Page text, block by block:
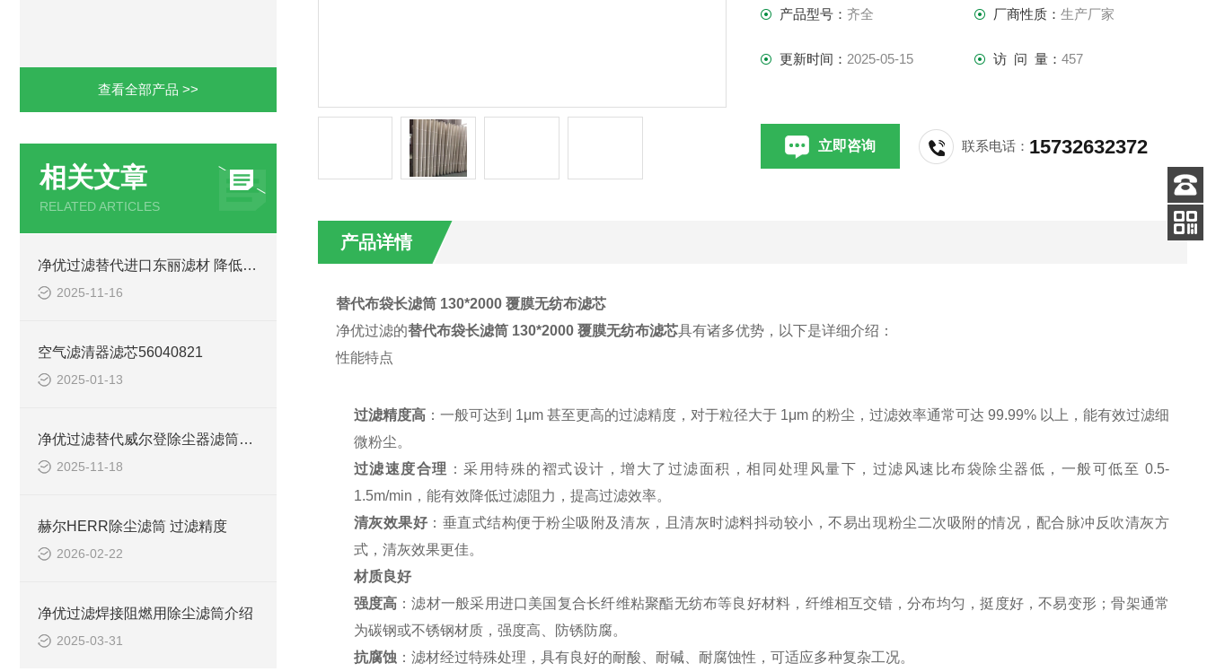
查看全部产品 >>
相关文章
RELATED ARTICLES
净优过滤替代进口东丽滤材 降低环保成本
2025-11-16
空气滤清器滤芯56040821
2025-01-13
净优过滤替代威尔登除尘器滤筒优势
2025-11-18
赫尔HERR除尘滤筒 过滤精度
2026-02-22
净优过滤焊接阻燃用除尘滤筒介绍
2025-03-31
产品型号： 齐全 厂商性质： 生产厂家
更新时间： 2025-05-15 访 问 量： 457
立即咨询 联系电话： 15732632372
产品详情
替代布袋长滤筒 130*2000 覆膜无纺布滤芯
净优过滤的替代布袋长滤筒 130*2000 覆膜无纺布滤芯具有诸多优势，以下是详细介绍：
性能特点
过滤精度高：一般可达到 1μm 甚至更高的过滤精度，对于粒径大于 1μm 的粉尘，过滤效率通常可达 99.99% 以上，能有效过滤细
微粉尘。
过滤速度合理 ：采用特殊的褶式设计，增大了过滤面积，相同处理风量下，过滤风速比布袋除尘器低，一般可低至 0.5-
1.5m/min，能有效降低过滤阻力，提高过滤效率。
清灰效果好：垂直式结构便于粉尘吸附及清灰，且清灰时滤料抖动较小，不易出现粉尘二次吸附的情况，配合脉冲反吹清灰方
式，清灰效果更佳。
材质良好
强度高 ：滤材一般采用进口美国复合长纤维粘聚酯无纺布等良好材料，纤维相互交错，分布均匀，挺度好，不易变形；骨架通常
为碳钢或不锈钢材质，强度高、防锈防腐。
抗腐蚀 ：滤材经过特殊处理，具有良好的耐酸、耐碱、耐腐蚀性，可适应多种复杂工况。
客服
电话